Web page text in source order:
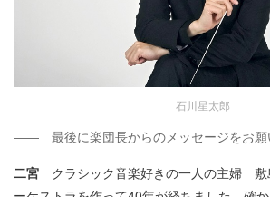
石川星太郎
―― 最後に楽団長からのメッセージをお願
二宮 クラシック音楽好きの一人の主婦 敷